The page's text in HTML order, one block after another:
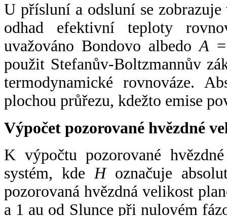
U přísluní a odsluní se
odhad efektivní teploty
uvažováno Bondovo albedoA
použit Stefanův-Boltzmannův
termodynamické rovnováze.
plochou průřezu, kdežto emise
Výpočet pozorované hvězdné
K výpočtu pozorované
systém, kde Hoznačuje
pozorovaná hvězdná velikost
a 1 au od Slunce při nulovém